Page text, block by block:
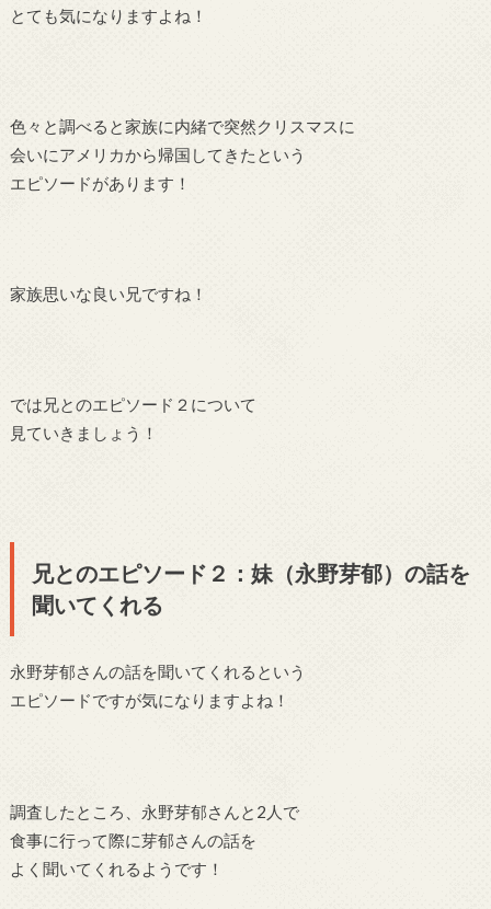
とても気になりますよね！
色々と調べると家族に内緒で突然クリスマスに
会いにアメリカから帰国してきたという
エピソードがあります！
家族思いな良い兄ですね！
では兄とのエピソード２について
見ていきましょう！
兄とのエピソード２：妹（永野芽郁）の話を
聞いてくれる
永野芽郁さんの話を聞いてくれるという
エピソードですが気になりますよね！
調査したところ、永野芽郁さんと2人で
食事に行って際に芽郁さんの話を
よく聞いてくれるようです！